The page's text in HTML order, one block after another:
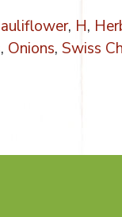
, H,
, Onions, Swiss